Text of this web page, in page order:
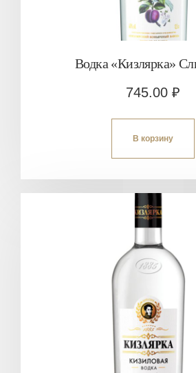
Водка «Кизлярка»
745.00 ₽
В корзину